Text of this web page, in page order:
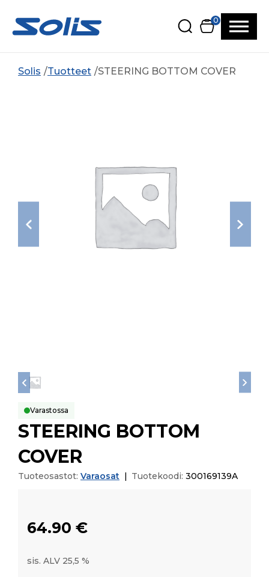
0
Solis Tuotteet STEERING BOTTOM COVER
Varastossa
STEERING BOTTOM
COVER
Tuoteosastot: Varaosat Tuotekoodi: 300169139A
64.90 €
sis. ALV 25,5 %